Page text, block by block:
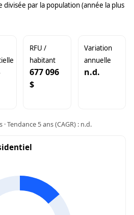
divisée par la population (année la plus
RFU /
habitant
677 096
$
Variation
annuelle
n.d.
Tendance 5 ans (CAGR) : n.d.